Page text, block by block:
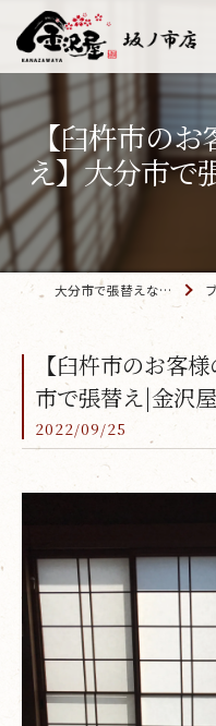
【臼杵市のお
え】大分市
大分市で張替えなら「金沢屋 坂ノ市店」 ブログ
【臼杵市のお客
市で張替え|金沢
2022/09/25